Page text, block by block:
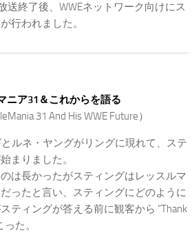
送終了後、WWEネットワーク向けにス
行われました。
ニア31＆これからを語る
31 And His WWE Future）
ルネ・ヤングがリングに現れて、ステ
まりました。
は長かったがスティングはレッスルマ
ったと言い、スティングにどのように
ティングが答える前に観客から “Thank
た。